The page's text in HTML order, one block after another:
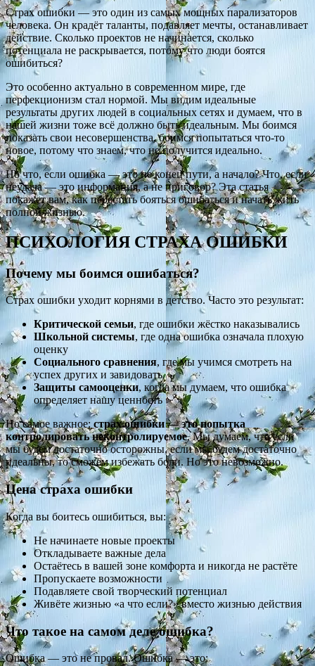
Страх ошибки — это один из самых мощных парализаторов
человека. Он крадёт таланты, подавляет мечты, останавливает
действие. Сколько проектов не начинается, сколько
потенциала не раскрывается, потому что люди боятся
ошибиться?
Это особенно актуально в современном мире, где
перфекционизм стал нормой. Мы видим идеальные
результаты других людей в социальных сетях и думаем, что в
нашей жизни тоже всё должно быть идеальным. Мы боимся
показать свои несовершенства, боимся попытаться что-то
новое, потому что знаем, что не получится идеально.
Но что, если ошибка — это не конец пути, а начало? Что, если
неудача — это информация, а не приговор? Эта статья
покажет вам, как перестать бояться ошибаться и начать жить
полной жизнью.
ПСИХОЛОГИЯ СТРАХА ОШИБКИ
Почему мы боимся ошибаться?
Страх ошибки уходит корнями в детство. Часто это результат:
Критической семьи, где ошибки жёстко наказывались
Школьной системы, где одна ошибка означала плохую
оценку
Социального сравнения, где мы учимся смотреть на
успех других и завидовать
Защиты самооценки, когда мы думаем, что ошибка
определяет нашу ценность
Но самое важное: страх ошибки — это попытка
контролировать неконтролируемое. Мы думаем, что если
мы будем достаточно осторожны, если мы будем достаточно
идеальны, то сможем избежать боли. Но это невозможно.
Цена страха ошибки
Когда вы боитесь ошибиться, вы:
Не начинаете новые проекты
Откладываете важные дела
Остаётесь в вашей зоне комфорта и никогда не растёте
Пропускаете возможности
Подавляете свой творческий потенциал
Живёте жизнью «а что если?» вместо жизнью действия
Что такое на самом деле ошибка?
Ошибка — это не провал. Ошибка — это: